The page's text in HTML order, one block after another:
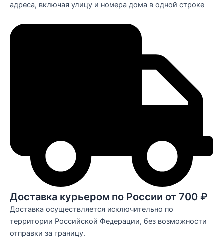
адреса, включая улицу и номера дома в одной строке
Доставка курьером по России от 700 ₽
Доставка осуществляется исключительно по
территории Российской Федерации, без возможности
отправки за границу.